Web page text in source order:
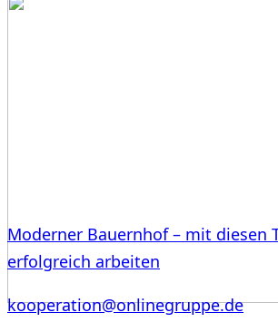
Moderner Bauernhof – mit diesen
erfolgreich arbeiten
kooperation@onlinegruppe.de